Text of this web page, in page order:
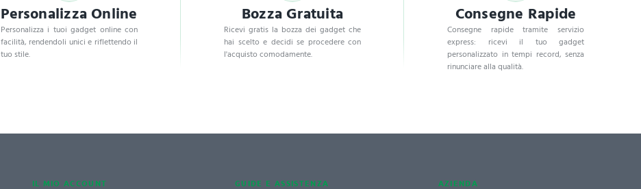
Personalizza Online
Personalizza i tuoi gadget online con
facilità, rendendoli unici e riflettendo il
tuo stile.
Bozza Gratuita
Ricevi gratis la bozza dei gadget che
hai scelto e decidi se procedere con
l'acquisto comodamente.
Consegne Rapide
Consegne rapide tramite servizio
express: ricevi il tuo gadget
personalizzato in tempi record, senza
rinunciare alla qualità.
IL MIO ACCOUNT GUIDE E ASSISTENZA AZIENDA